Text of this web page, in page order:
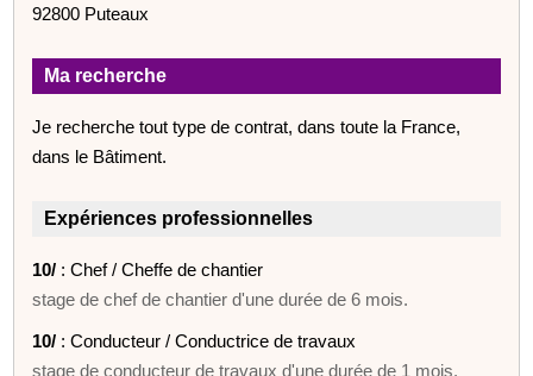
92800 Puteaux
Ma recherche
Je recherche tout type de contrat, dans toute la France,
dans le Bâtiment.
Expériences professionnelles
10/ : Chef / Cheffe de chantier
stage de chef de chantier d'une durée de 6 mois.
10/ : Conducteur / Conductrice de travaux
stage de conducteur de travaux d'une durée de 1 mois.